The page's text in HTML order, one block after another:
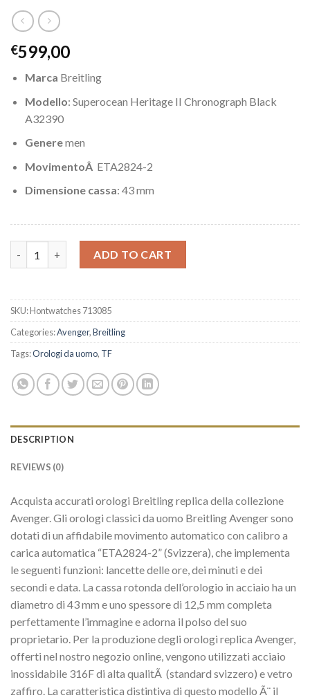
€599,00
Marca Breitling
Modello: Superocean Heritage II Chronograph Black
A32390
Generemen
MovimentoÂ ETA2824-2
Dimensione cassa: 43 mm
ADD TO CART
SKU:Hontwatches 713085
Categories:Avenger,Breitling
Tags:Orologi da uomo, TF
DESCRIPTION
REVIEWS (0)
Acquista accurati orologi Breitling replica della collezione
Avenger. Gli orologi classici da uomo Breitling Avenger sono
dotati di un affidabile movimento automatico con calibro a
carica automatica “ETA2824-2” (Svizzera), che implementa
le seguenti funzioni: lancette delle ore, dei minuti e dei
secondi e data. La cassa rotonda dell’orologio in acciaio ha un
diametro di 43 mm e uno spessore di 12,5 mm completa
perfettamente l’immagine e adorna il polso del suo
proprietario. Per la produzione degli orologi replica Avenger,
offerti nel nostro negozio online, vengono utilizzati acciaio
inossidabile 316F di alta qualitÃ (standard svizzero) e vetro
zaffiro. La caratteristica distintiva di questo modello Ã¨ il